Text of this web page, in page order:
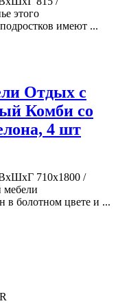
этого
имеют ...
Отдых с
Комби со
4 шт
710x1800 /
мебели
в болотном цвете и ...